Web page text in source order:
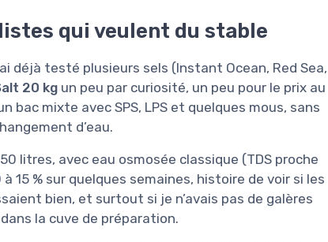
qui veulent du stable
déjà testé plusieurs sels (Instant Ocean, Red Sea,
20 kg un peu par curiosité, un peu pour le prix au
bac mixte avec SPS, LPS et quelques mous, sans
d’eau.
litres, avec eau osmosée classique (TDS proche
15 % sur quelques semaines, histoire de voir si les
bien, et surtout si je n’avais pas de galères
la cuve de préparation.